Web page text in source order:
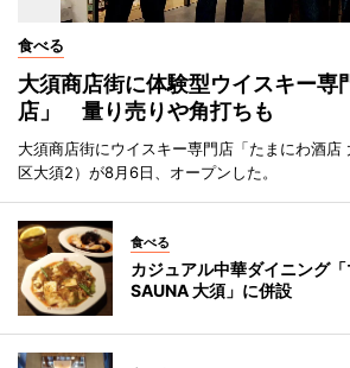
食べる
大須商店街に体験型ウイスキー専
店」 量り売りや角打ちも
大須商店街にウイスキー専門店「たまにわ酒店
区大須2）が8月6日、オープンした。
食べる
カジュアル中華ダイニング
SAUNA 大須」に併設